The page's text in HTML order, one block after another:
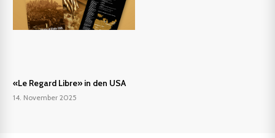
«Le Regard Libre» in den USA
14. November 2025